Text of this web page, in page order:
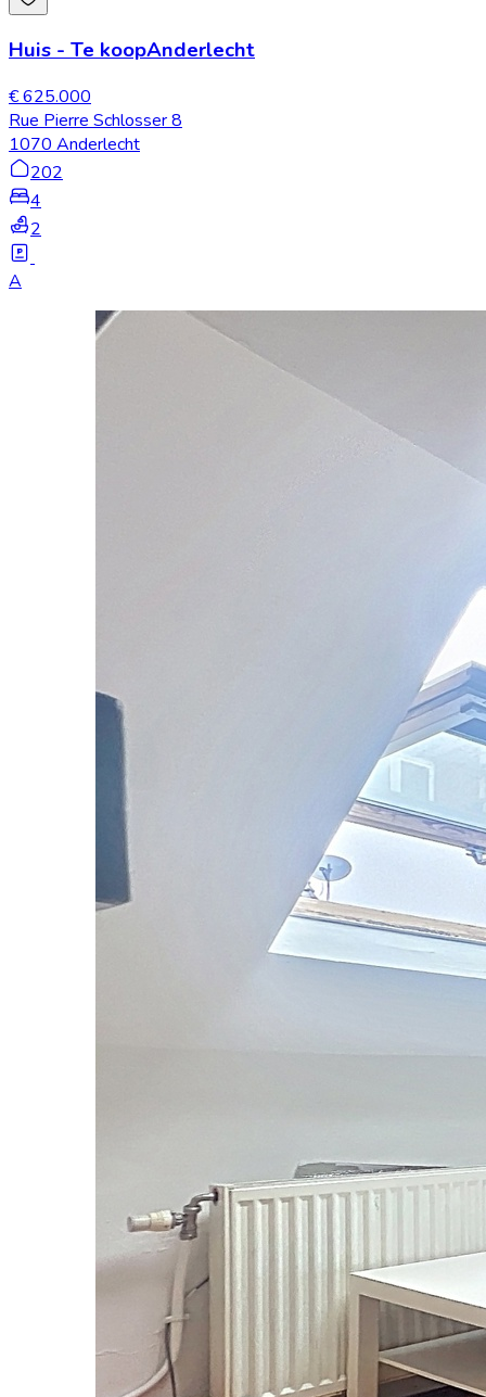
Huis - Te koopAnderlecht
€ 625.000
Rue Pierre Schlosser 8
1070 Anderlecht
202
4
2
A